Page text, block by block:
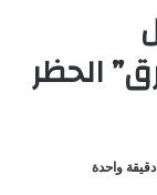
الحظر
دقيقة واحدة